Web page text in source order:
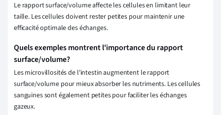
Le rapport surface/volume affecte les cellules en limitant leur
taille. Les cellules doivent rester petites pour maintenir une
efficacité optimale des échanges.
Quels exemples montrent l'importance du rapport
surface/volume?
Les microvillosités de l'intestin augmentent le rapport
surface/volume pour mieux absorber les nutriments. Les cellules
sanguines sont également petites pour faciliter les échanges
gazeux.